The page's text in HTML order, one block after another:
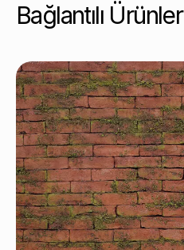
Bağlantılı Ürünler